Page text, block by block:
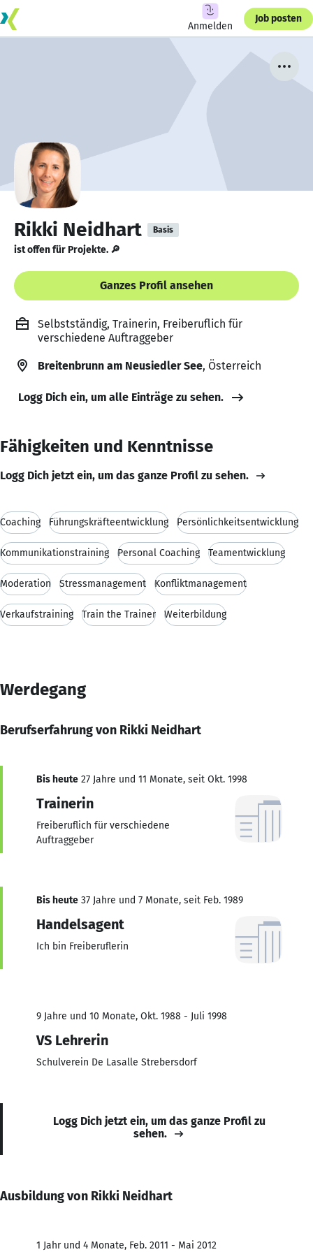
Anmelden
Job posten
Rikki Neidhart Basis
ist offen für Projekte. 🔎
Ganzes Profil ansehen
Selbstständig, Trainerin, Freiberuflich für
verschiedene Auftraggeber
Breitenbrunn am Neusiedler See, Österreich
Logg Dich ein, um alle Einträge zu sehen.
Fähigkeiten und Kenntnisse
Logg Dich jetzt ein, um das ganze Profil zu sehen.
Coaching Führungskräfteentwicklung Persönlichkeitsentwicklung
Kommunikationstraining Personal Coaching Teamentwicklung
Moderation Stressmanagement Konfliktmanagement
Verkaufstraining Train the Trainer Weiterbildung
Werdegang
Berufserfahrung von Rikki Neidhart
Bis heute 27 Jahre und 11 Monate, seit Okt. 1998
Trainerin
Freiberuflich für verschiedene
Auftraggeber
Bis heute 37 Jahre und 7 Monate, seit Feb. 1989
Handelsagent
Ich bin Freiberuflerin
9 Jahre und 10 Monate, Okt. 1988 - Juli 1998
VS Lehrerin
Schulverein De Lasalle Strebersdorf
Logg Dich jetzt ein, um das ganze Profil zu
sehen.
Ausbildung von Rikki Neidhart
1 Jahr und 4 Monate, Feb. 2011 - Mai 2012